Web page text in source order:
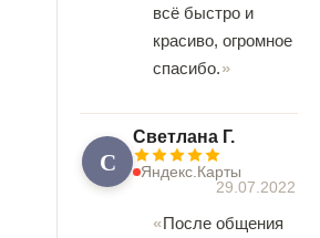
всё быстро и
красиво, огромное
спасибо.
С
Светлана Г.
Яндекс.Карты
29.07.2022
После общения